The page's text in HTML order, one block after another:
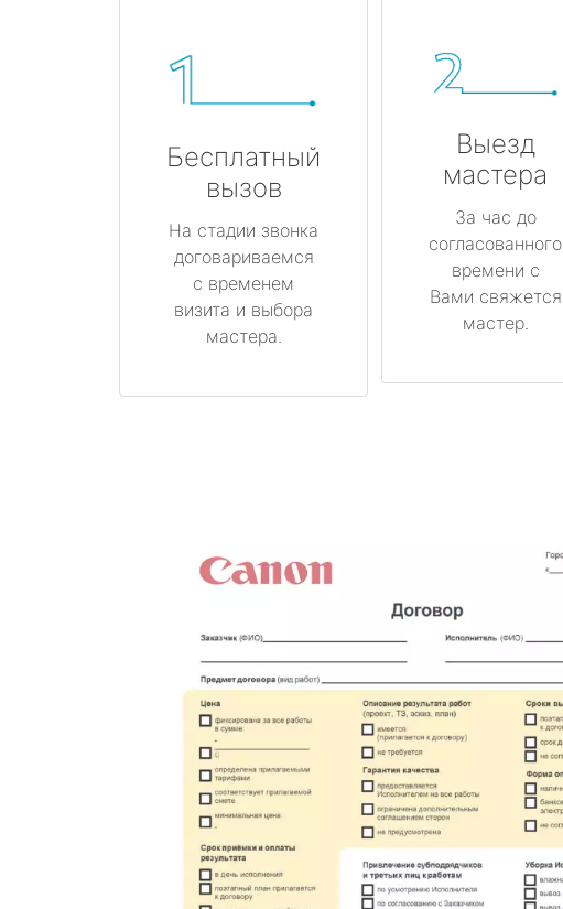
Бесплатный
вызов
На стадии звонка
договариваемся
с временем
визита и выбора
мастера.
Выезд
мастера
За час до
согласованного
времени с
Вами свяжется
мастер.